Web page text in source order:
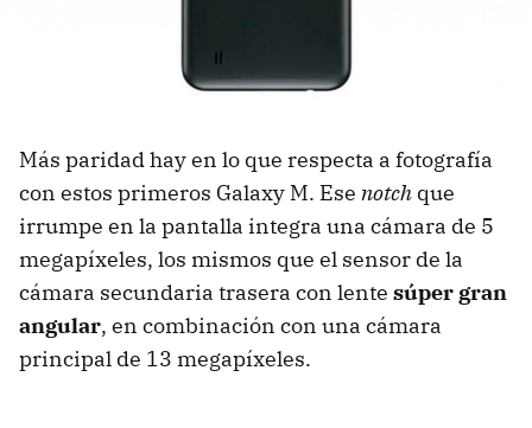
Más paridad hay en lo que respecta a fotografía
con estos primeros Galaxy M. Ese notch que
irrumpe en la pantalla integra una cámara de 5
megapíxeles, los mismos que el sensor de la
cámara secundaria trasera con lente súper gran
angular, en combinación con una cámara
principal de 13 megapíxeles.